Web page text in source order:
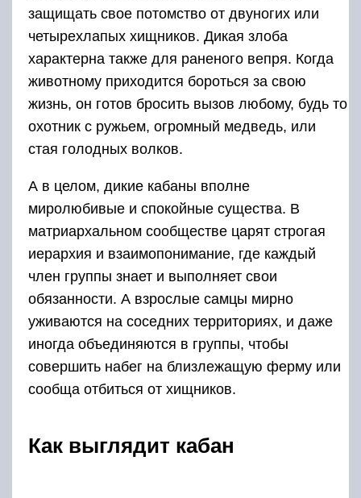
защищать свое потомство от двуногих или
четырехлапых хищников. Дикая злоба
характерна также для раненого вепря. Когда
животному приходится бороться за свою
жизнь, он готов бросить вызов любому, будь то
охотник с ружьем, огромный медведь, или
стая голодных волков.
А в целом, дикие кабаны вполне
миролюбивые и спокойные существа. В
матриархальном сообществе царят строгая
иерархия и взаимопонимание, где каждый
член группы знает и выполняет свои
обязанности. А взрослые самцы мирно
уживаются на соседних территориях, и даже
иногда объединяются в группы, чтобы
совершить набег на близлежащую ферму или
сообща отбиться от хищников.
Как выглядит кабан